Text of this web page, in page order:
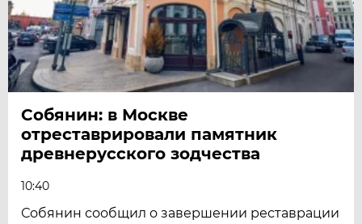
Собянин: в Москве
отреставрировали памятник
древнерусского зодчества
10:40
Собянин сообщил о завершении реставрации